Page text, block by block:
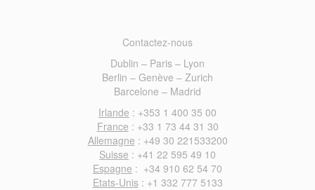
Contactez-nous
Dublin – Paris – Lyon
Berlin – Genève – Zurich
Barcelone – Madrid
Irlande : +353 1 400 35 00
France : +33 1 73 44 31 30
Allemagne : +49 30 221533200
Suisse : +41 22 595 49 10
Espagne : +34 910 62 54 70
Etats-Unis: +1 332 777 5133